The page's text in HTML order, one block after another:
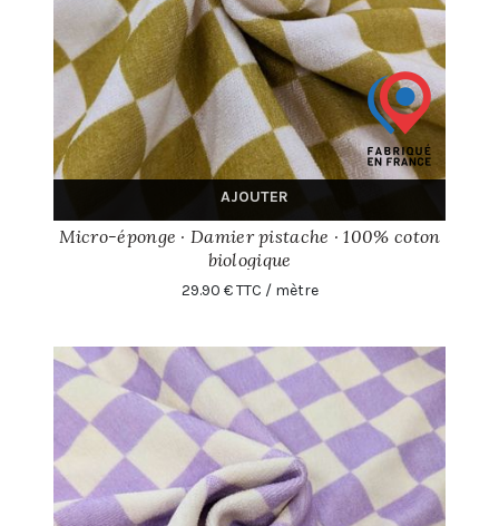
AJOUTER
Micro-éponge · Damier pistache · 100% coton
biologique
29.90 € TTC / mètre